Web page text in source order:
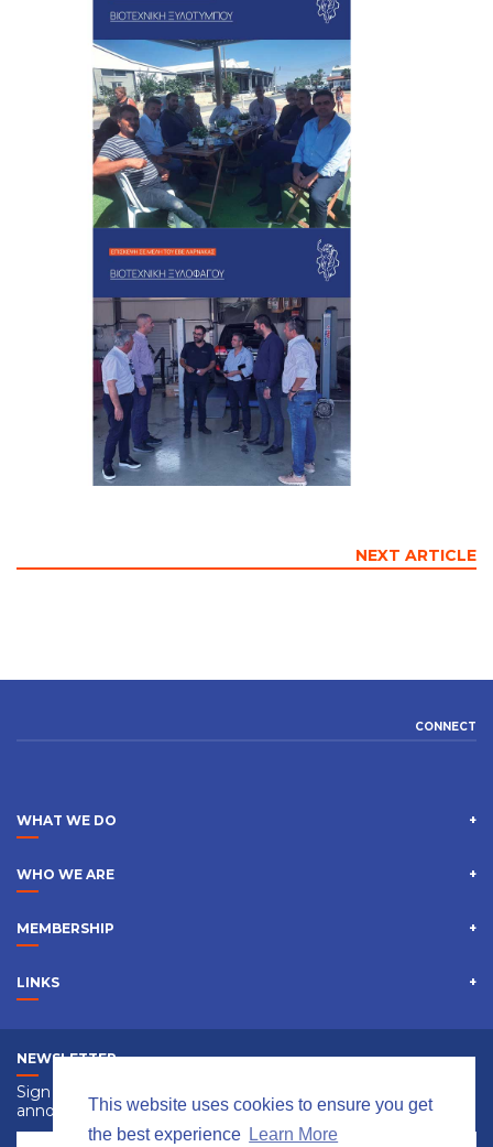
This website uses cookies to ensure you get
the best experience Learn More
NEXT ARTICLE
CONNECT
WHAT WE DO
WHO WE ARE
MEMBERSHIP
LINKS
NEWSLETTER
Sign up to receive information, events and special
announcements.